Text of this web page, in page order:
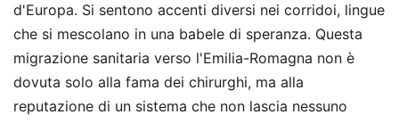
d'Europa. Si sentono accenti diversi nei corridoi, lingue
che si mescolano in una babele di speranza. Questa
migrazione sanitaria verso l'Emilia-Romagna non è
dovuta solo alla fama dei chirurghi, ma alla
reputazione di un sistema che non lascia nessuno